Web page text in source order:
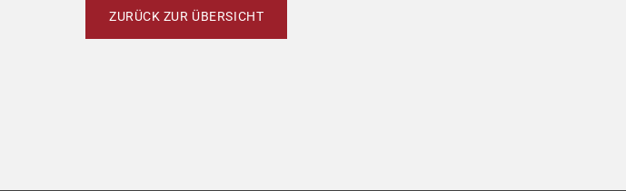
ZURÜCK ZUR ÜBERSICHT